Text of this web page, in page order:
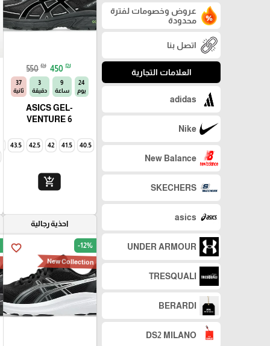
عروض وخصومات لفترة
محدودة
اتصل بنا
العلامات التجارية
adidas
Nike
New Balance
SKECHERS
asics
UNDER ARMOUR
TRESQUALI
BERARDI
DS2 MILANO
550 ₪ 450 ₪
24
يوم
9
ساعة
3
دقيقة
35
ثانية
ASICS GEL-
VENTURE 6
40.5
41.5
42
42.5
43.5
add_shopping_cart
احذية رجالية
favorite_border -12%
New Collection